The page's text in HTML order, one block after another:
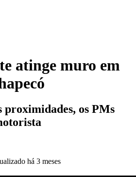
atinge muro em
proximidades, os PMs
há 3 meses